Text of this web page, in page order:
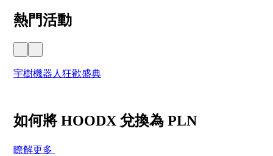
熱門活動
宇樹機器人狂歡盛典
如何將 HOODX 兌換為 PLN
瞭解更多